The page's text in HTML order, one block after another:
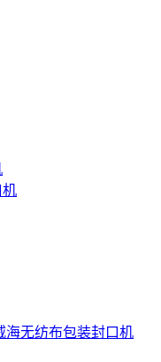
机
海无纺布包装封口机